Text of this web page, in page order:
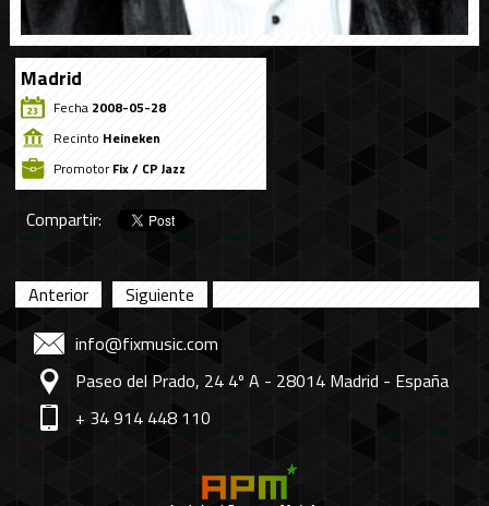
Madrid
Fecha 2008-05-28
Recinto Heineken
PromotorFix / CP Jazz
Compartir:
Anterior
Siguiente
info@fixmusic.com
Paseo del Prado, 24 4º A - 28014 Madrid - España
+ 34 914 448 110